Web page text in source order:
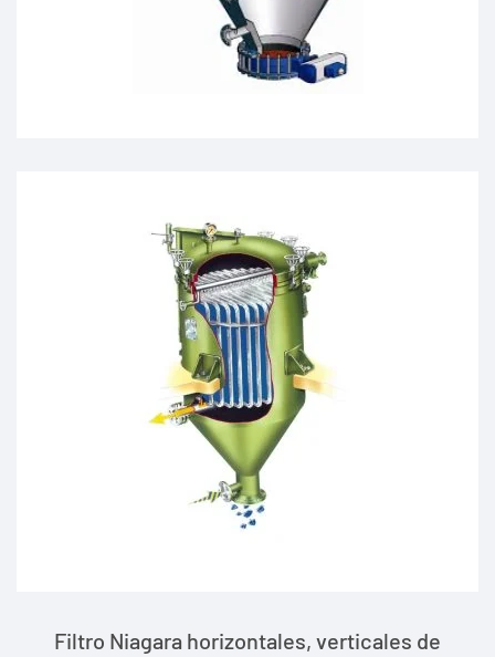
Filtro Niagara horizontales, verticales de